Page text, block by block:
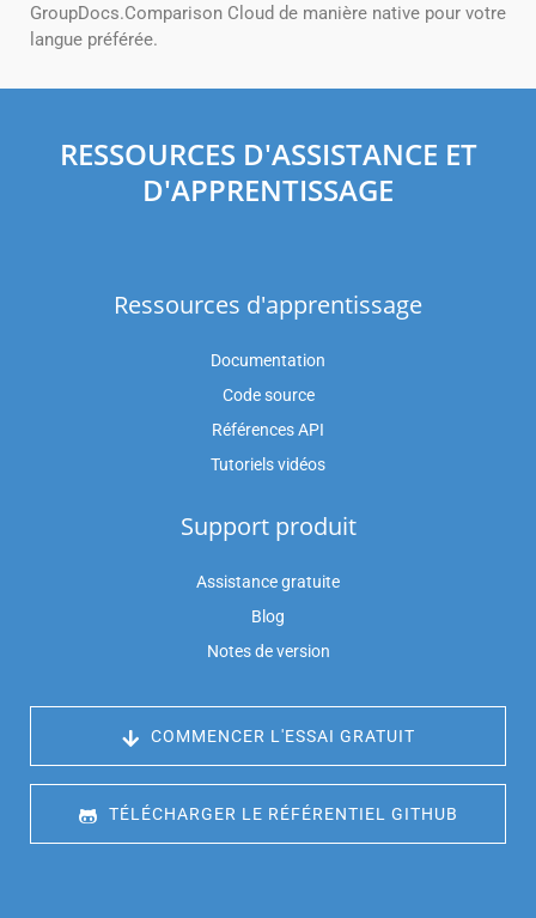
GroupDocs.Comparison Cloud de manière native pour votre
langue préférée.
RESSOURCES D'ASSISTANCE ET
D'APPRENTISSAGE
Ressources d'apprentissage
Documentation
Code source
Références API
Tutoriels vidéos
Support produit
Assistance gratuite
Blog
Notes de version
COMMENCER L'ESSAI GRATUIT
TÉLÉCHARGER LE RÉFÉRENTIEL GITHUB